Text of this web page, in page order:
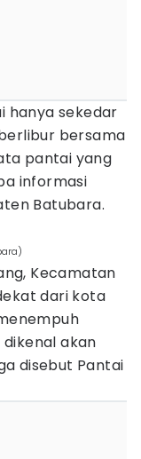
hanya sekedar
bersama
pantai yang
informasi
Batubara.
Kecamatan
dari kota
akan
disebut Pantai